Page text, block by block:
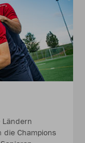
die Champions